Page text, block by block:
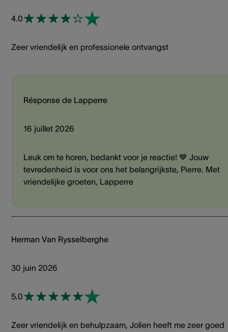
4.0
Zeer vriendelijk en professionele ontvangst
Résponse de Lapperre
16 juillet 2026
Leuk om te horen, bedankt voor je reactie! 💙 Jouw
tevredenheid is voor ons het belangrijkste, Pierre. Met
vriendelijke groeten, Lapperre
Herman Van Rysselberghe
30 juin 2026
5.0
Zeer vriendelijk en behulpzaam, Jolien heeft me zeer goed